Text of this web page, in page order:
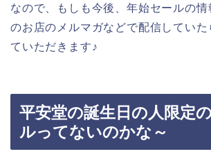
なので、もしも今後、年始セールの情
のお店のメルマガなどで配信してい
ていただきます♪
平安堂の誕生日の人限定
ルってないのかな～